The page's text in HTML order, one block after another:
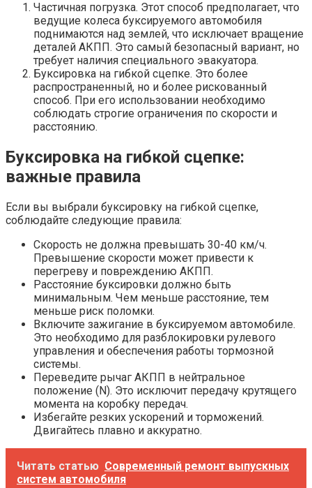
Частичная погрузка. Этот способ предполагает, что
ведущие колеса буксируемого автомобиля
поднимаются над землей, что исключает вращение
деталей АКПП. Это самый безопасный вариант, но
требует наличия специального эвакуатора.
Буксировка на гибкой сцепке. Это более
распространенный, но и более рискованный
способ. При его использовании необходимо
соблюдать строгие ограничения по скорости и
расстоянию.
Буксировка на гибкой сцепке:
важные правила
Если вы выбрали буксировку на гибкой сцепке,
соблюдайте следующие правила:
Скорость не должна превышать 30-40 км/ч.
Превышение скорости может привести к
перегреву и повреждению АКПП.
Расстояние буксировки должно быть
минимальным. Чем меньше расстояние, тем
меньше риск поломки.
Включите зажигание в буксируемом автомобиле.
Это необходимо для разблокировки рулевого
управления и обеспечения работы тормозной
системы.
Переведите рычаг АКПП в нейтральное
положение (N). Это исключит передачу крутящего
момента на коробку передач.
Избегайте резких ускорений и торможений.
Двигайтесь плавно и аккуратно.
Читать статью Современный ремонт выпускных
систем автомобиля